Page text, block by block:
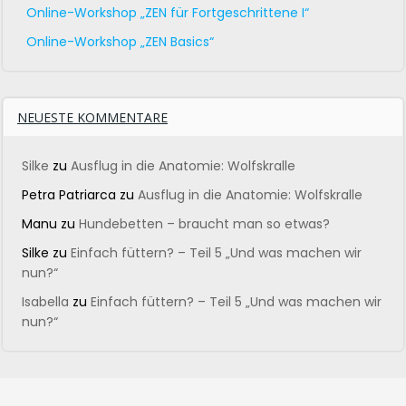
Online-Workshop „ZEN für Fortgeschrittene I“
Online-Workshop „ZEN Basics“
NEUESTE KOMMENTARE
Silke zu Ausflug in die Anatomie: Wolfskralle
Petra Patriarca zu Ausflug in die Anatomie: Wolfskralle
Manu zu Hundebetten – braucht man so etwas?
Silke zu Einfach füttern? – Teil 5 „Und was machen wir
nun?“
Isabella zu Einfach füttern? – Teil 5 „Und was machen wir
nun?“